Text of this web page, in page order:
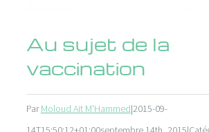
Au sujet de la
vaccination
ParMoloud Ait M'Hammed|2015-09-